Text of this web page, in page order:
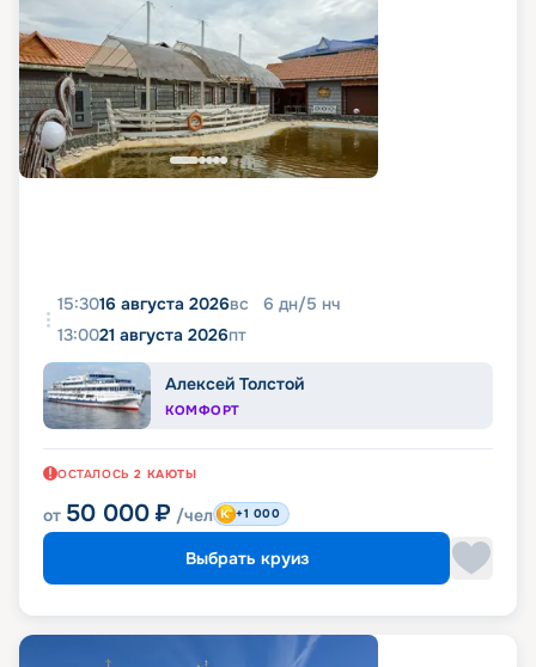
15:3016 августа 2026вс 6 дн/5 нч
13:0021 августа 2026пт
Алексей Толстой
КОМФОРТ
ОСТАЛОСЬ 2 КАЮТЫ
от 50 000 ₽ /чел +1 000
Выбрать круиз